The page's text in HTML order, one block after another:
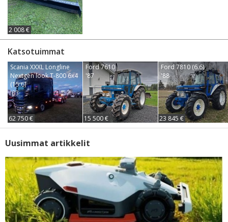
2 008 €
Katsotuimmat
Scania XXXL Longline
Nextgen look T-800 6x4
(15.6)
'03
62 750 €
Ford 7610
'87
15 500 €
Ford 7810 (6.6)
'88
23 845 €
Uusimmat artikkelit